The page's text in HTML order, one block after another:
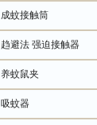
成蚊接触筒
趋避法 强迫接触器
养蚊鼠夹
吸蚊器